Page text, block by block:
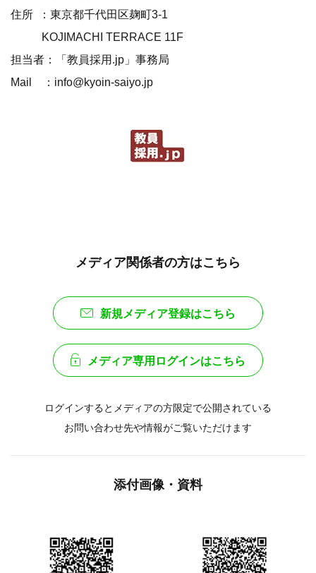
住所 ：東京都千代田区麹町3-1
KOJIMACHI TERRACE 11F
担当者：「教員採用.jp」事務局
Mail ：info@kyoin-saiyo.jp
メディア関係者の方はこちら
新規メディア登録はこちら
メディア専用ログインはこちら
ログインするとメディアの方限定で公開されている
お問い合わせ先や情報がご覧いただけます
添付画像・資料